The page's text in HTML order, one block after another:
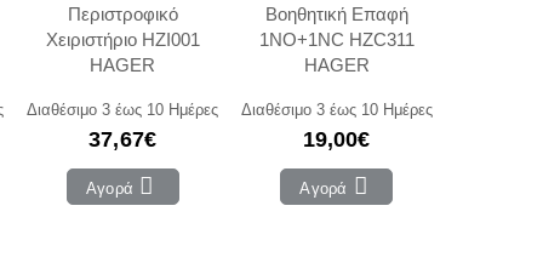
Περιστροφικό
Χειριστήριο HZI001
HAGER
Διαθέσιμο 3 έως 10 Ημέρες
37,67€
Αγορά
Βοηθητική Επαφή
1NO+1NC HZC311
HAGER
Διαθέσιμο 3 έως 10 Ημέρες
19,00€
Αγορά